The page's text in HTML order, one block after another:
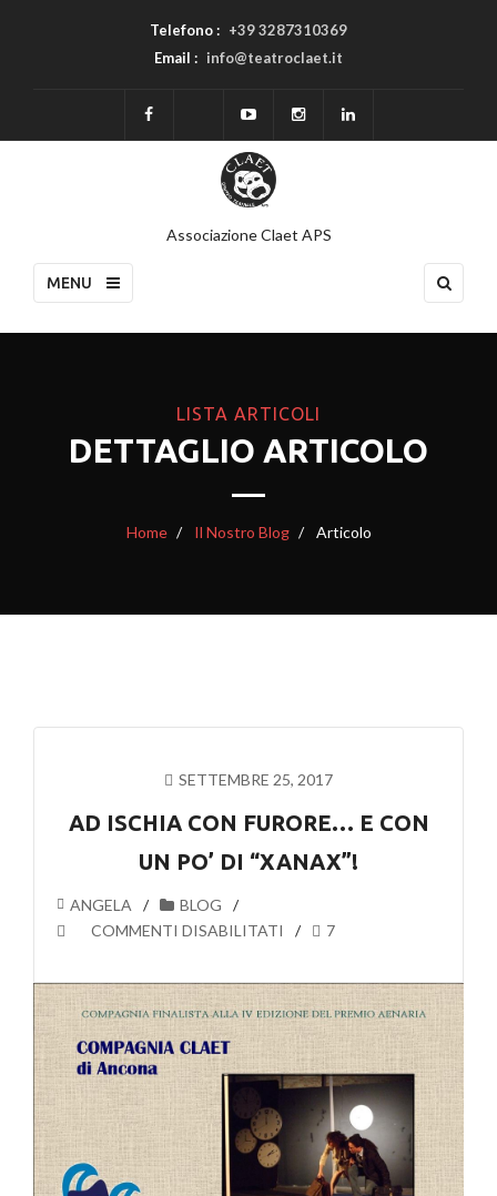
Telefono : +39 3287310369
Email : info@teatroclaet.it
Associazione Claet APS
MENU
LISTA ARTICOLI
DETTAGLIO ARTICOLO
Home Il Nostro Blog Articolo
SETTEMBRE 25, 2017
AD ISCHIA CON FURORE… E CON
UN PO’ DI “XANAX”!
ANGELA
BLOG
COMMENTI DISABILITATI
SU
ISCHIA
CON
FURORE…
E
CON
UN
PO’
DI
“XANAX”!
7